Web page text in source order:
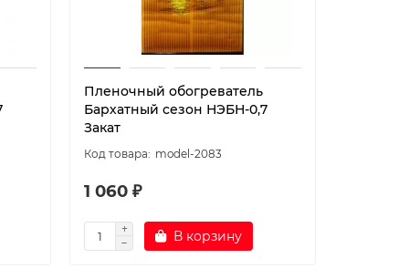
Пленочный обогреватель
Бархатный сезон НЭБН-0,7
Закат
model-2083
1 060 ₽
В корзину